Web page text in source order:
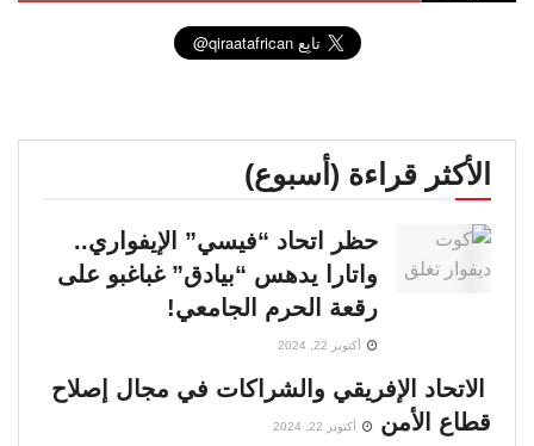
الأكثر قراءة (أسبوع)
حظر اتحاد “فيسي” الإيفواري..
واتارا يدهس “بيادق” غباغبو على
رقعة الحرم الجامعي!
أكتوبر 22, 2024
الاتحاد الإفريقي والشراكات في مجال إصلاح
قطاع الأمن
أكتوبر 22, 2024